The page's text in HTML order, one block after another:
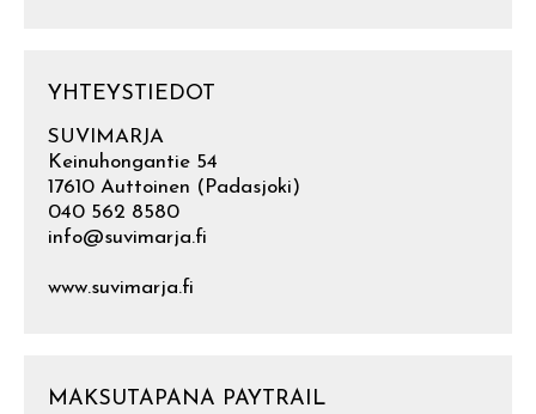
YHTEYSTIEDOT
SUVIMARJA
Keinuhongantie 54
17610 Auttoinen (Padasjoki)
040 562 8580
info@suvimarja.fi
www.suvimarja.fi
MAKSUTAPANA PAYTRAIL